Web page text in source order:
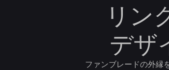
リン
デザ
ファンブレードの外縁